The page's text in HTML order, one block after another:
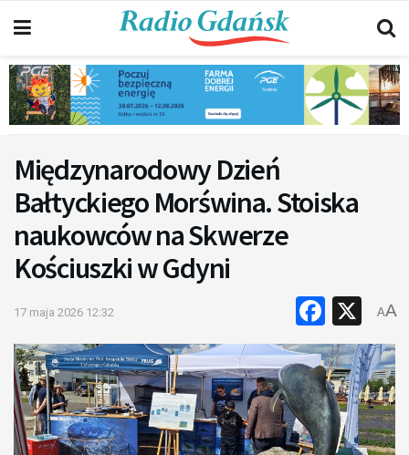
Międzynarodowy Dzień
Bałtyckiego Morświna. Stoiska
naukowców na Skwerze
Kościuszki w Gdyni
17 maja 2026 12:32 X
AA